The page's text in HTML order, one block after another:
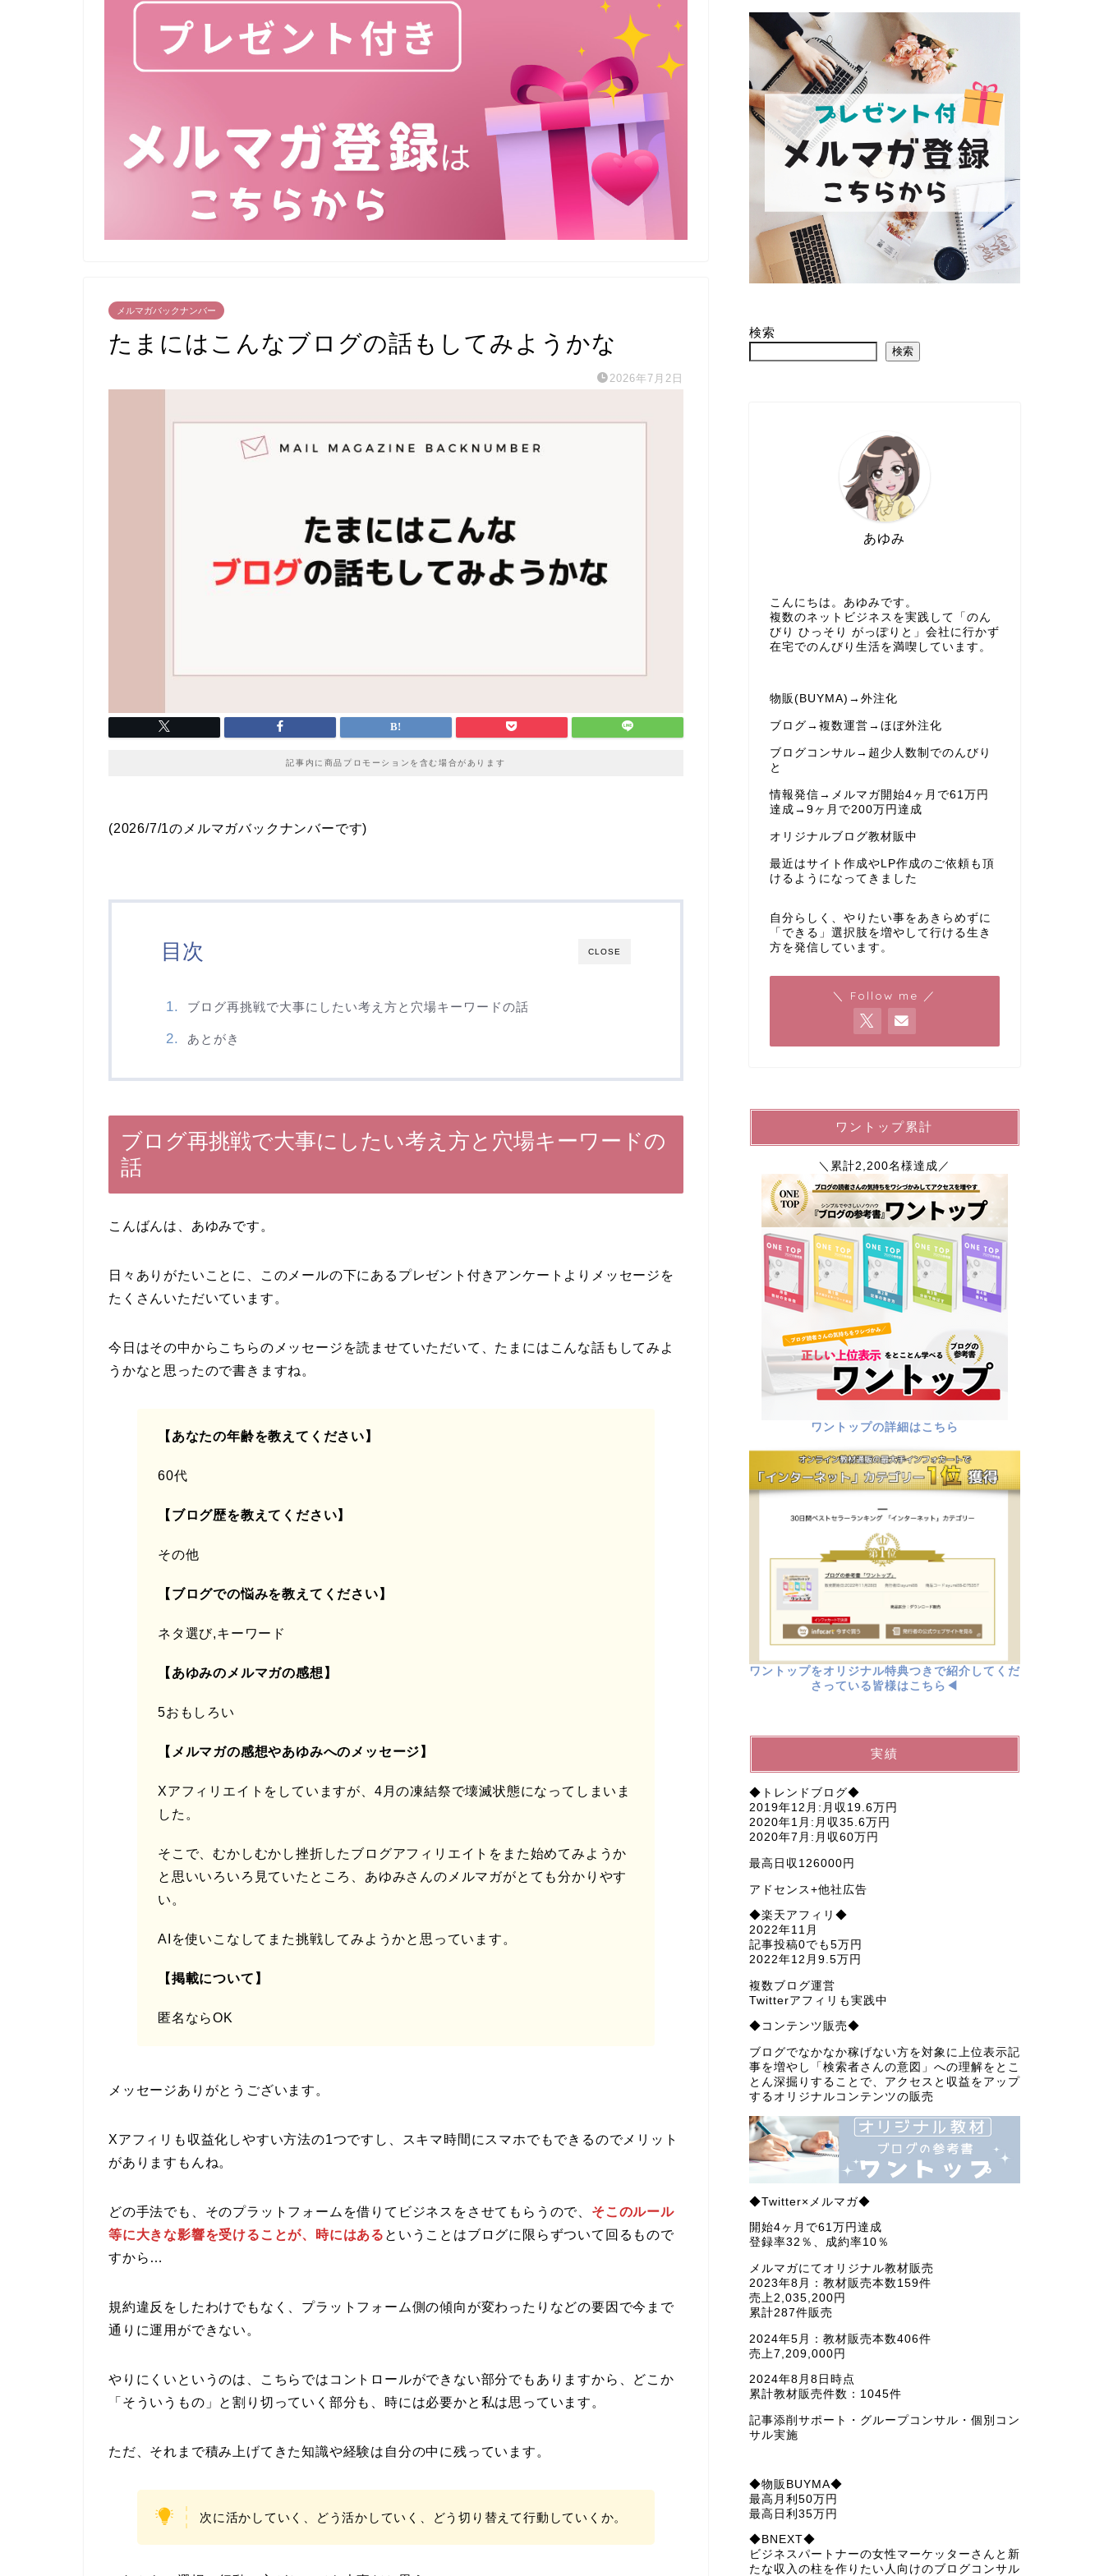
メルマガバックナンバー
たまにはこんなブログの話もしてみようかな
2026年7月2日
記事内に商品プロモーションを含む場合があります
(2026/7/1のメルマガバックナンバーです)
CLOSE
目次
ブログ再挑戦で大事にしたい考え方と穴場キーワードの話
あとがき
ブログ再挑戦で大事にしたい考え方と穴場キーワードの
話
こんばんは、あゆみです。
日々ありがたいことに、このメールの下にあるプレゼント付きアンケートよりメッセージを
たくさんいただいています。
今日はその中からこちらのメッセージを読ませていただいて、たまにはこんな話もしてみよ
うかなと思ったので書きますね。
【あなたの年齢を教えてください】
60代
【ブログ歴を教えてください】
その他
【ブログでの悩みを教えてください】
ネタ選び,キーワード
【あゆみのメルマガの感想】
5おもしろい
【メルマガの感想やあゆみへのメッセージ】
Xアフィリエイトをしていますが、4月の凍結祭で壊滅状態になってしまいま
した。
そこで、むかしむかし挫折したブログアフィリエイトをまた始めてみようか
と思いいろいろ見ていたところ、あゆみさんのメルマガがとても分かりやす
い。
AIを使いこなしてまた挑戦してみようかと思っています。
【掲載について】
匿名ならOK
メッセージありがとうございます。
Xアフィリも収益化しやすい方法の1つですし、スキマ時間にスマホでもできるのでメリット
がありますもんね。
どの手法でも、そのプラットフォームを借りてビジネスをさせてもらうので、 そこのルール
等に大きな影響を受けることが、時にはある ということはブログに限らずついて回るもので
すから…
規約違反をしたわけでもなく、プラットフォーム側の傾向が変わったりなどの要因で今まで
通りに運用ができない。
やりにくいというのは、こちらではコントロールができない部分でもありますから、どこか
「そういうもの」と割り切っていく部分も、時には必要かと私は思っています。
ただ、それまで積み上げてきた知識や経験は自分の中に残っています。
次に活かしていく、どう活かしていく、どう切り替えて行動していくか。
検索
検索
あゆみ
こんにちは。あゆみです。
複数のネットビジネスを実践して「のん
びり ひっそり がっぽりと」会社に行かず
在宅でのんびり生活を満喫しています。
物販(BUYMA)→外注化
ブログ→複数運営→ほぼ外注化
ブログコンサル→超少人数制でのんびり
と
情報発信→メルマガ開始4ヶ月で61万円
達成→9ヶ月で200万円達成
オリジナルブログ教材販中
最近はサイト作成やLP作成のご依頼も頂
けるようになってきました
自分らしく、やりたい事をあきらめずに
「できる」選択肢を増やして行ける生き
方を発信しています。
＼ Follow me ／
ワントップ累計
＼累計2,200名様達成／
ワントップの詳細はこちら
ワントップをオリジナル特典つきで紹介してくだ
さっている皆様はこちら◀︎
実績
◆トレンドブログ◆
2019年12月:月収19.6万円
2020年1月:月収35.6万円
2020年7月:月収60万円
最高日収126000円
アドセンス+他社広告
◆楽天アフィリ◆
2022年11月
記事投稿0でも5万円
2022年12月9.5万円
複数ブログ運営
Twitterアフィリも実践中
◆コンテンツ販売◆
ブログでなかなか稼げない方を対象に上位表示記
事を増やし「検索者さんの意図」への理解をとこ
とん深掘りすることで、アクセスと収益をアップ
するオリジナルコンテンツの販売
◆Twitter×メルマガ◆
開始4ヶ月で61万円達成
登録率32％、成約率10％
メルマガにてオリジナル教材販売
2023年8月：教材販売本数159件
売上2,035,200円
累計287件販売
2024年5月：教材販売本数406件
売上7,209,000円
2024年8月8日時点
累計教材販売件数：1045件
記事添削サポート・グループコンサル・個別コン
サル実施
◆物販BUYMA◆
最高月利50万円
最高日利35万円
◆BNEXT◆
ビジネスパートナーの女性マーケッターさんと新
たな収入の柱を作りたい人向けのブログコンサル